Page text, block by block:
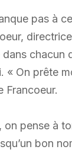
pas à
chacun
« On prête
Francoeur.
pense à
bon